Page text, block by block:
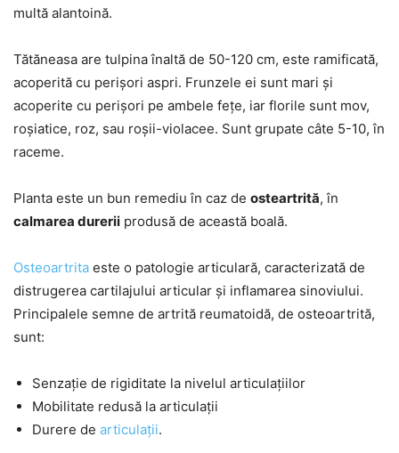
multă alantoină.
Tătăneasa are tulpina înaltă de 50-120 cm, este ramificată,
acoperită cu perișori aspri. Frunzele ei sunt mari și
acoperite cu perișori pe ambele fețe, iar florile sunt mov,
roșiatice, roz, sau roșii-violacee. Sunt grupate câte 5-10, în
raceme.
Planta este un bun remediu în caz de osteartrită, în
calmarea durerii produsă de această boală.
Osteoartrita este o patologie articulară, caracterizată de
distrugerea cartilajului articular și inflamarea sinoviului.
Principalele semne de artrită reumatoidă, de osteoartrită,
sunt:
Senzație de rigiditate la nivelul articulațiilor
Mobilitate redusă la articulații
Durere de articulații.